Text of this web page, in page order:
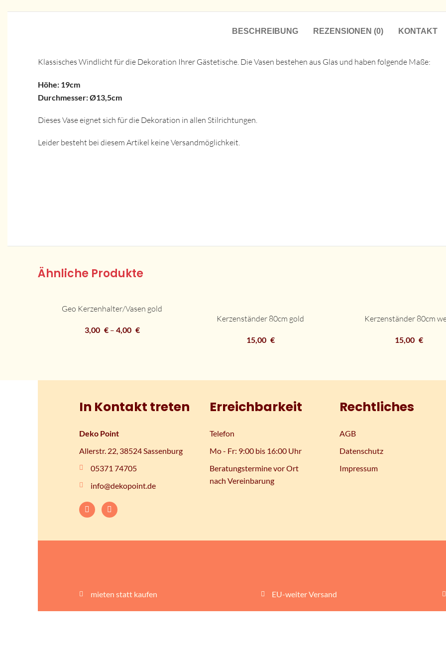
BESCHREIBUNG REZENSIONEN (0) KONTAKT
Klassisches Windlicht für die Dekoration Ihrer Gästetische. Die Vasen bestehen aus Glas und haben folgende Maße:
Höhe: 19cm
Durchmesser: Ø13,5cm
Dieses Vase eignet sich für die Dekoration in allen Stilrichtungen.
Leider besteht bei diesem Artikel keine Versandmöglichkeit.
Ähnliche Produkte
DETAILSGeo Kerzenhalter/Vasen gold
3,00 €– 4,00 €
Kerzenständer 80cm gold
15,00 €
Kerzenständer 80cm
15,00 €
In Kontakt treten
Deko Point
Allerstr. 22, 38524 Sassenburg
05371 74705
info@dekopoint.de
Erreichbarkeit
Telefon
Mo - Fr: 9:00 bis 16:00 Uhr
Beratungstermine vor Ort
nach Vereinbarung
Rechtliches
AGB
Datenschutz
Impressum
mieten statt kaufen EU-weiter Versand